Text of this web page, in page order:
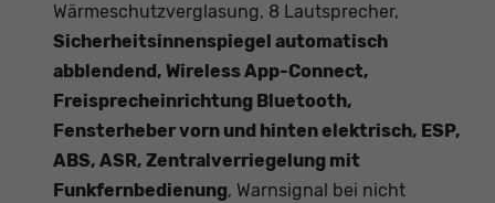
Wärmeschutzverglasung, 8 Lautsprecher,
Sicherheitsinnenspiegel automatisch
abblendend, Wireless App-Connect,
Freisprecheinrichtung Bluetooth,
Fensterheber vorn und hinten elektrisch, ESP,
ABS, ASR, Zentralverriegelung mit
Funkfernbedienung, Warnsignal bei nicht